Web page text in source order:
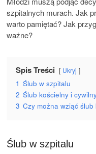
szpitalnych murach. Jak
warto pamiętać? Jak
ważne?
Spis Treści Ukryj
1 Ślub w szpitalu
2 Ślub kościelny i
3 Czy można wziąć
Ślub w szpitalu